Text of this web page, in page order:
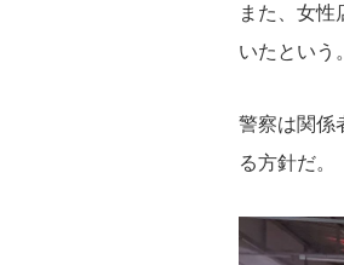
また、女性
いたという。
警察は関係
る方針だ。